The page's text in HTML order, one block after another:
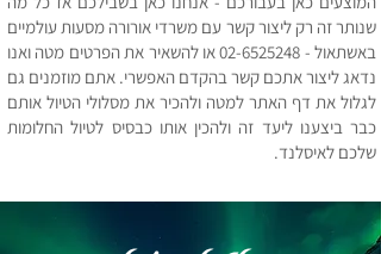
שנותר זה רק ליצור קשר עם משרדי אורורה מסעות עולמיים
באשתאול - 02-6525248או להשאיר את הפרטים מטה ואנו
נדאג ליצור אתכם קשר בהקדם האפשרי. אתם מוזמנים גם
לגלול את דף האתר למטה ולהכיר את מסלולי הטיול אותם
כבר ביצענו ליעד זה ולהכין אותו כבסיס לטיול החלומות
שלכם לאיסלנד.